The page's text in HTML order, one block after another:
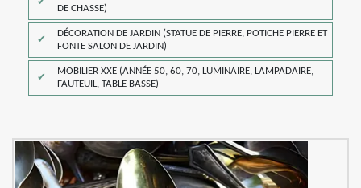
DE CHASSE)
DÉCORATION DE JARDIN (STATUE DE PIERRE, POTICHE PIERRE ET
FONTE SALON DE JARDIN)
MOBILIER XXE (ANNÉE 50, 60, 70, LUMINAIRE, LAMPADAIRE,
FAUTEUIL, TABLE BASSE)